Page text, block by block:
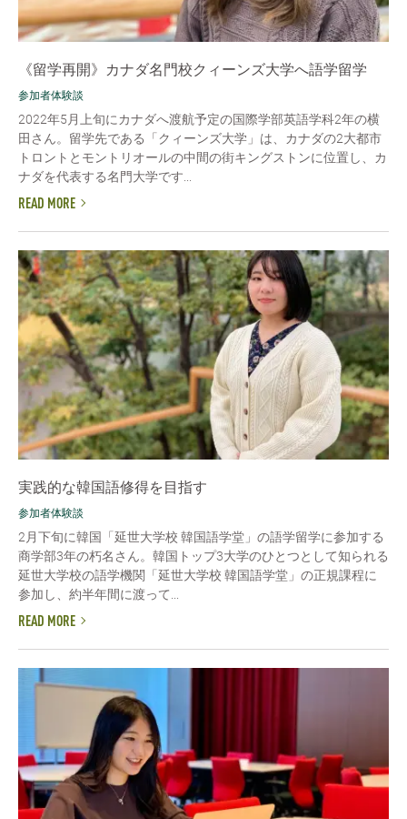
《留学再開》カナダ名門校クィーンズ大学へ語学留学
参加者体験談
2022年5月上旬にカナダへ渡航予定の国際学部英語学科2年の横
田さん。留学先である「クィーンズ大学」は、カナダの2大都市
トロントとモントリオールの中間の街キングストンに位置し、カ
ナダを代表する名門大学です...
READ MORE
実践的な韓国語修得を目指す
参加者体験談
2月下旬に韓国「延世大学校 韓国語学堂」の語学留学に参加する
商学部3年の朽名さん。韓国トップ3大学のひとつとして知られる
延世大学校の語学機関「延世大学校 韓国語学堂」の正規課程に
参加し、約半年間に渡って...
READ MORE